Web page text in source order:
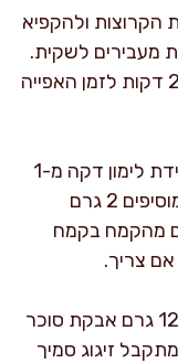
הקרוצות ולהקפיא
מעבירים לשקית.
אופים ישירות מהקפאה, רק מוסיפים 1–2 דקות לזמן האפייה
וריאציות טעם: לגרסת לימון מוסיפים גרידת לימון דקה מ-1
לימון (כ-2 גרם) לקמח. לגרסת קינמון מוסיפים 2 גרם
שקדים מחליפים 40 גרם מהקמח בקמח
ציפוי בסיסי טבעוני (רשות): מערבבים 120 גרם אבקת סוכר
שמתקבל זיגוג סמיך